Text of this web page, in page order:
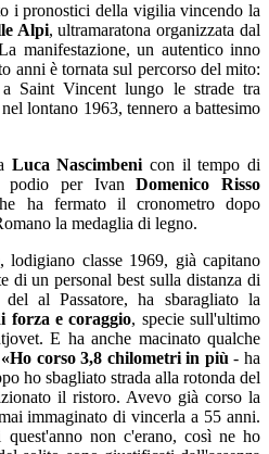
i pronostici della vigilia vincendo la
Alpi, ultramaratona organizzata dal
manifestazione, un autentico inno
anni è tornata sul percorso del mito:
Saint Vincent lungo le strade tra
lontano 1963, tennero a battesimo
Luca Nascimbenicon il tempo di
podio per IvanDomenico Risso
ha fermato il cronometro dopo
la medaglia di legno.
lodigiano classe 1969, già capitano
di un personal best sulla distanza di
al Passatore, ha sbaragliato la
forza e coraggio, specie sull'ultimo
E ha anche macinato qualche
«Ho corso 3,8 chilometri in più- ha
ho sbagliato strada alla rotonda del
il ristoro. Avevo già corso la
immaginato di vincerla a 55 anni.
non c'erano, così ne ho